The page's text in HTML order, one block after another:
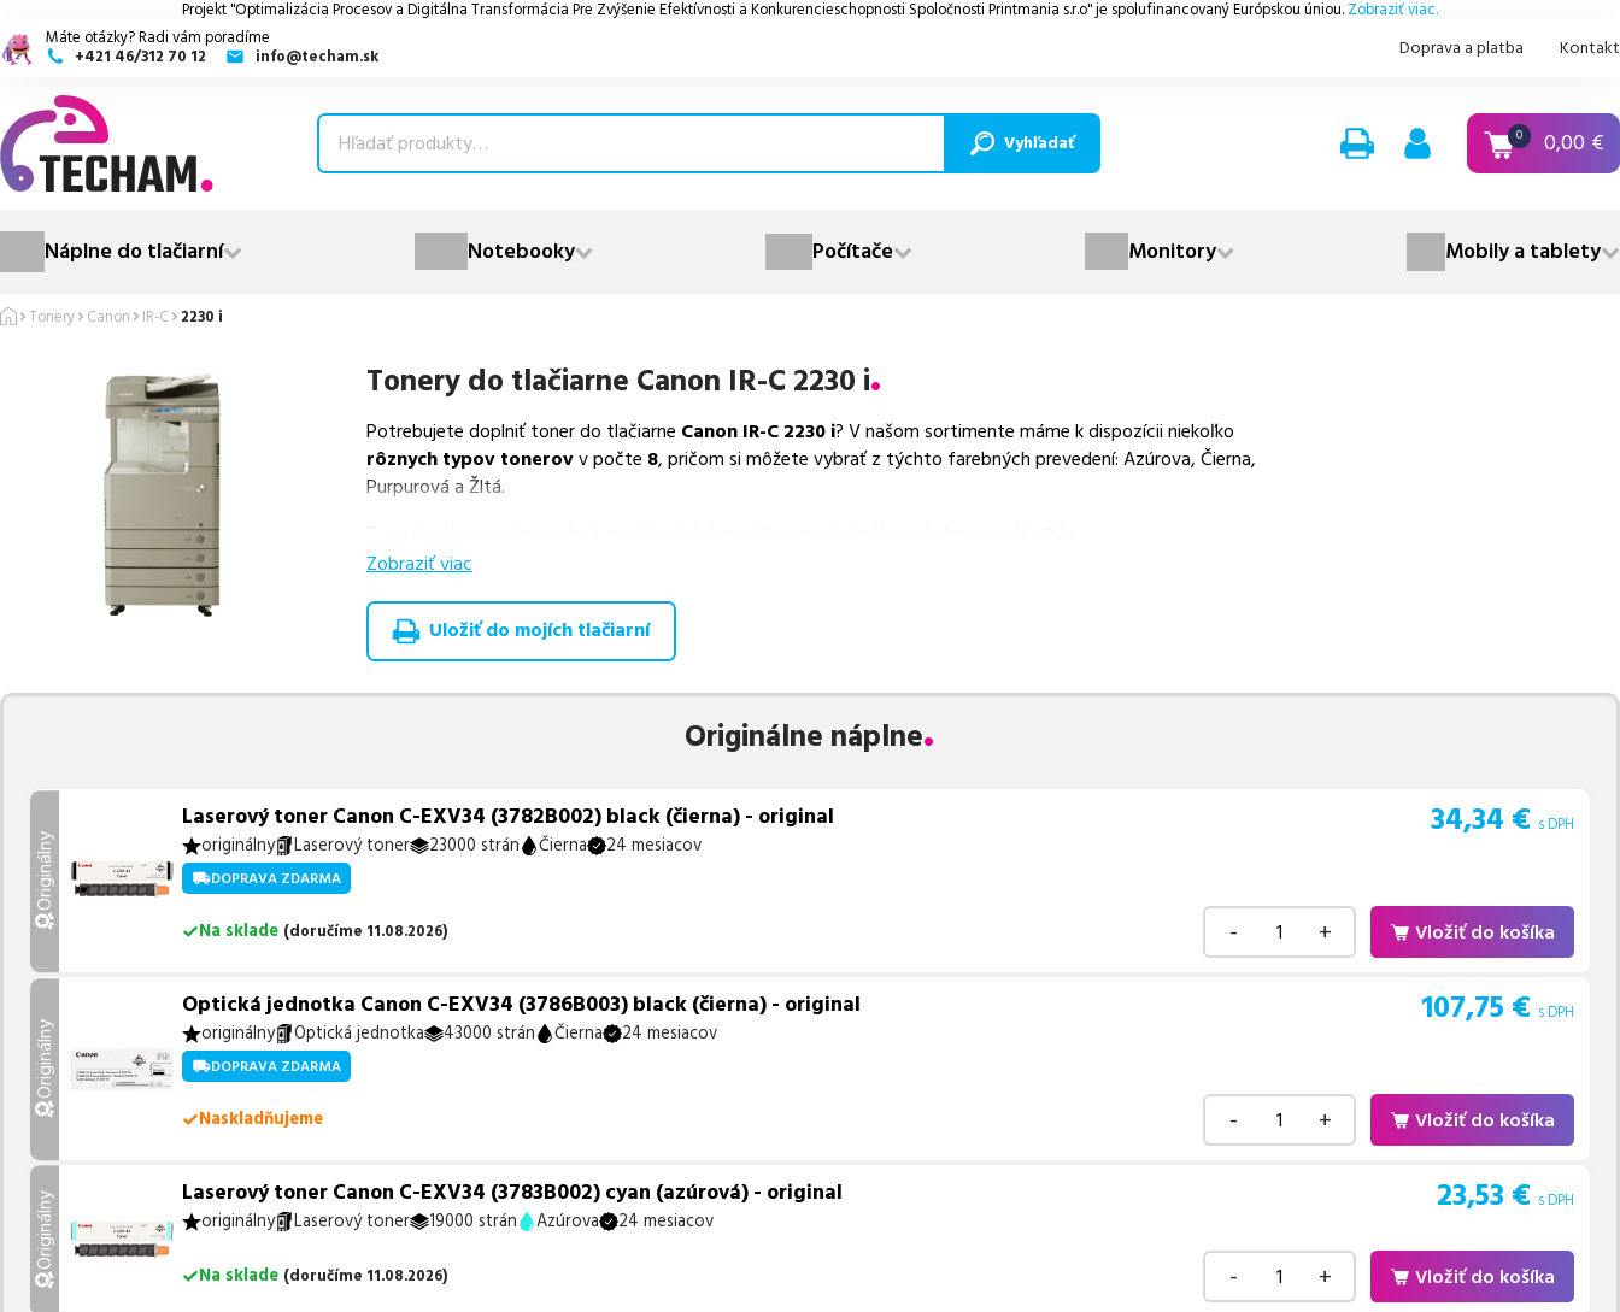
Projekt "Optimalizácia Procesov a Digitálna Transformácia Pre Zvýšenie Efektívnosti a Konkurencieschopnosti Spoločnosti Printmania s.r.o" je spolufinancovaný Európskou úniou. Zobraziť viac.
Máte otázky? Radi vám poradíme
+421 46/312 70 12
info@techam.sk Doprava a platba Kontakt
Vyhľadať 0 0,00 €
Náplne do tlačiarní Notebooky Počítače Monitory Mobily a tablety
Tonery Canon IR-C 2230 i
Tonery do tlačiarne Canon IR-C 2230 i
Potrebujete doplniť toner do tlačiarne Canon IR-C 2230 i? V našom sortimente máme k dispozícii niekoľko
rôznych typov tonerovv počte 8, pričom si môžete vybrať z týchto farebných prevedení: Azúrova, Čierna,
Purpurová a Žltá.
Celá táto certifikovaná ponuka, spĺňajúca normy ISO 9001 a 14001, zaručuje bezproblémovú tlač.
produktu nás nájdete už od23,53€.
Vieme, že pri nákupe zohráva dôležitú úlohu aj dostupnosť. Preto sa snažíme
Ak si pri výbere nie ste istí, ktoré riešenie je pre vaše potreby najvhodnejšie, alebo máte akékoľvek ďalšie otázky,
najlepšie riešenie.
Zobraziť viac
Uložiť do mojích tlačiarní
Originálne náplne
Originálny
Laserový toner Canon C-EXV34 (3782B002) black (čierna) - original 34,34 € s DPH
originálny Laserový toner 23000 strán Čierna 24 mesiacov
DOPRAVA ZDARMA
Na sklade (doručíme 11.08.2026) - + Vložiť do košíka
Originálny
Optická jednotka Canon C-EXV34 (3786B003) black (čierna) - original 107,75 € s DPH
originálny Optická jednotka 43000 strán Čierna 24 mesiacov
DOPRAVA ZDARMA
Naskladňujeme - + Vložiť do košíka
Originálny Laserový toner Canon C-EXV34 (3783B002) cyan (azúrová) - original 23,53 € s DPH
originálny Laserový toner 19000 strán Azúrova 24 mesiacov
Na sklade (doručíme 11.08.2026) - + Vložiť do košíka